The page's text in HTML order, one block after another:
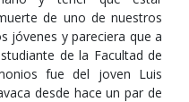
de uno de nuestros
jóvenes y pareciera que a
de la Facultad de
fue del joven Luis
desde hace un par de